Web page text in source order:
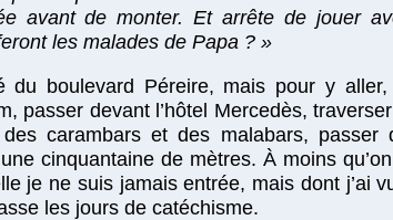
avant de monter. Et arrête de jouer
les malades de Papa ? »
du boulevard Péreire, mais pour y
passer devant l’hôtel Mercedès,
carambars et des malabars, passer
cinquantaine de mètres. À moins
je ne suis jamais entrée, mais dont j’ai
les jours de catéchisme.